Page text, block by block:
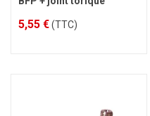
5,55 €(TTC)